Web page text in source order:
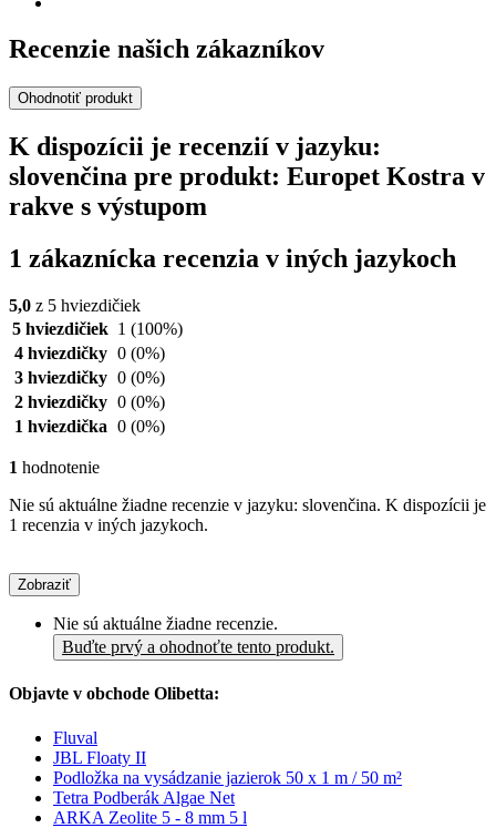
Recenzie našich zákazníkov
Ohodnotiť produkt
K dispozícii je recenzií v jazyku:
slovenčina pre produkt: Europet Kostra v
rakve s výstupom
1 zákaznícka recenzia v iných jazykoch
5,0 z 5 hviezdičiek
5 hviezdičiek 1 (100%)
4 hviezdičky 0 (0%)
3 hviezdičky 0 (0%)
2 hviezdičky 0 (0%)
1 hviezdička 0 (0%)
1 hodnotenie
Nie sú aktuálne žiadne recenzie v jazyku: slovenčina. K dispozícii je
1 recenzia v iných jazykoch.
Zobraziť
Nie sú aktuálne žiadne recenzie.
Buďte prvý a ohodnoťte tento produkt.
Objavte v obchode Olibetta:
Fluval
JBL Floaty II
Podložka na vysádzanie jazierok 50 x 1 m / 50 m²
Tetra Podberák Algae Net
ARKA Zeolite 5 - 8 mm 5 l